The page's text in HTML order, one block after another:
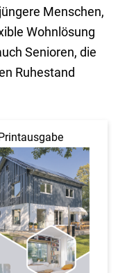
Menschen,
Wohnlösung
Senioren, die
Ruhestand